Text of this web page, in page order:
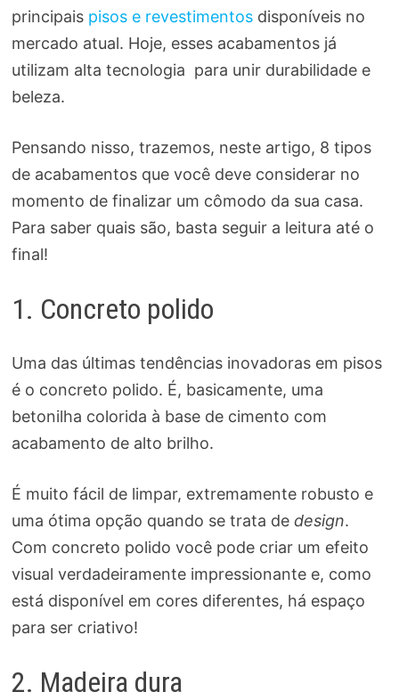
principais pisos e revestimentosdisponíveis no
mercado atual. Hoje, esses acabamentos já
utilizam alta tecnologia para unir durabilidade e
beleza.
Pensando nisso, trazemos, neste artigo, 8 tipos
de acabamentos que você deve considerar no
momento de finalizar um cômodo da sua casa.
Para saber quais são, basta seguir a leitura até o
final!
1. Concreto polido
Uma das últimas tendências inovadoras em pisos
é o concreto polido. É, basicamente, uma
betonilha colorida à base de cimento com
acabamento de alto brilho.
É muito fácil de limpar, extremamente robusto e
uma ótima opção quando se trata de design.
Com concreto polido você pode criar um efeito
visual verdadeiramente impressionante e, como
está disponível em cores diferentes, há espaço
para ser criativo!
2. Madeira dura